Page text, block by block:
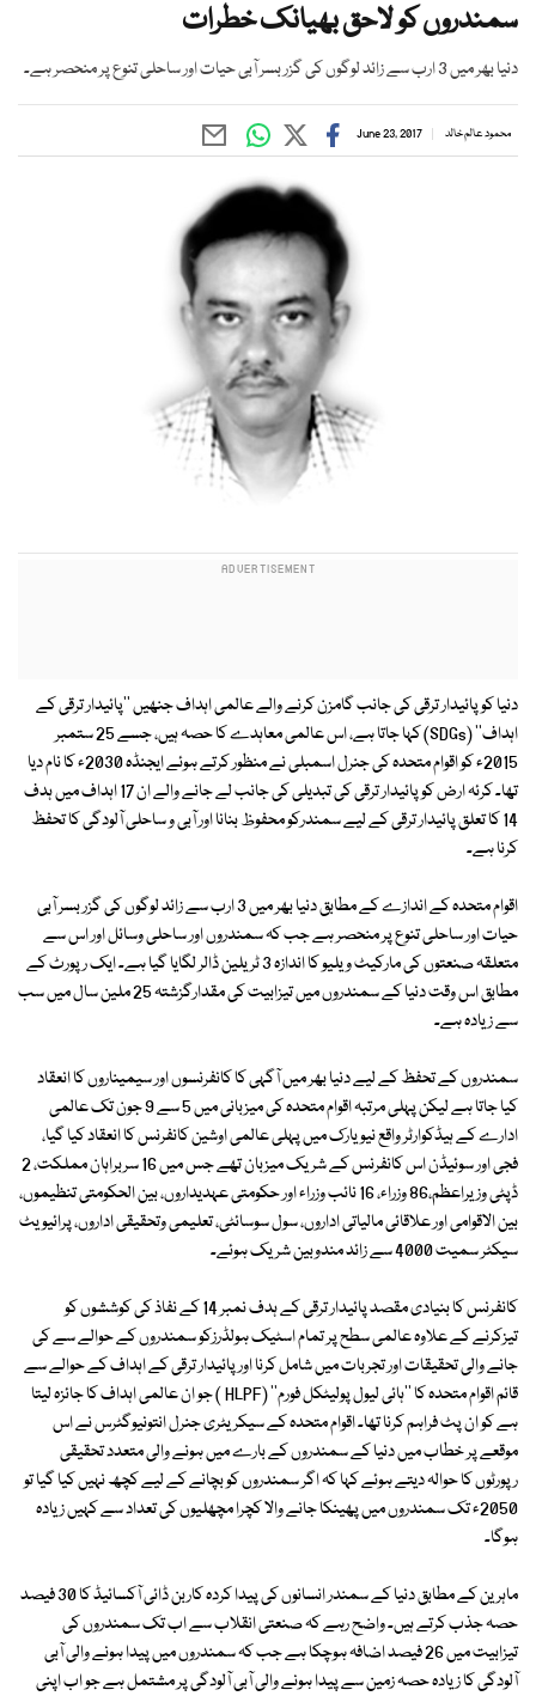
سمندروں کو لاحق بھیانک خطرات
دنیا بھر میں 3 ارب سے زائد لوگوں کی گزر بسر آبی حیات اور ساحلی تنوع پر منحصر ہے۔
محمود عالم خالد June 23, 2017
دنیا کو پائیدار ترقی کی جانب گامزن کرنے والے عالمی اہداف جنھیں ''پائیدار ترقی کے
اہداف'' (SDGs) کہا جاتا ہے، اس عالمی معاہدے کا حصہ ہیں، جسے 25 ستمبر
2015ء کو اقوام متحدہ کی جنرل اسمبلی نے منظور کرتے ہوئے ایجنڈہ 2030ء کا نام دیا
تھا۔ کرئہ ارض کو پائیدار ترقی کی تبدیلی کی جانب لے جانے والے ان 17 اہداف میں ہدف
14 کا تعلق پائیدار ترقی کے لیے سمندرکو محفوظ بنانا اور آبی و ساحلی آلودگی کا تحفظ
کرنا ہے۔
اقوام متحدہ کے اندازے کے مطابق دنیا بھر میں 3 ارب سے زائد لوگوں کی گزر بسر آبی
حیات اور ساحلی تنوع پر منحصر ہے جب کہ سمندروں اور ساحلی وسائل اور اس سے
متعلقہ صنعتوں کی مارکیٹ ویلیو کا اندازہ 3 ٹریلین ڈالر لگایا گیا ہے۔ ایک رپورٹ کے
مطابق اس وقت دنیا کے سمندروں میں تیزابیت کی مقدارگزشتہ 25 ملین سال میں سب
سے زیادہ ہے۔
سمندروں کے تحفظ کے لیے دنیا بھر میں آگہی کا کانفرنسوں اور سیمیناروں کا انعقاد
کیا جاتا ہے لیکن پہلی مرتبہ اقوام متحدہ کی میزبانی میں 5 سے 9 جون تک عالمی
ادارے کے ہیڈکوارٹر واقع نیو یارک میں پہلی عالمی اوشین کانفرنس کا انعقاد کیا گیا،
فجی اور سوئیڈن اس کانفرنس کے شریک میزبان تھے جس میں 16 سربراہان مملکت، 2
ڈپٹی وزیراعظم،86 وزراء، 16 نائب وزراء اور حکومتی عہدیداروں، بین الحکومتی تنظیموں،
بین الاقوامی اور علاقائی مالیاتی اداروں، سول سوسائٹی، تعلیمی وتحقیقی اداروں، پرائیویٹ
سیکٹر سمیت 4000 سے زائد مندوبین شریک ہوئے۔
کانفرنس کا بنیادی مقصد پائیدار ترقی کے ہدف نمبر 14 کے نفاذ کی کوششوں کو
تیزکرنے کے علاوہ عالمی سطح پر تمام اسٹیک ہولڈرزکو سمندروں کے حوالے سے کی
جانے والی تحقیقات اور تجربات میں شامل کرنا اور پائیدار ترقی کے اہداف کے حوالے سے
قائم اقوام متحدہ کا ''ہائی لیول پولیٹکل فورم'' (HLPF ) جو ان عالمی اہداف کا جائزہ لیتا
ہے کو ان پٹ فراہم کرنا تھا۔ اقوام متحدہ کے سیکریٹری جنرل انتونیوگٹرس نے اس
موقعے پر خطاب میں دنیا کے سمندروں کے بارے میں ہونے والی متعدد تحقیقی
رپورٹوں کا حوالہ دیتے ہوئے کہا کہ اگر سمندروں کو بچانے کے لیے کچھ نہیں کیا گیا تو
2050ء تک سمندروں میں پھینکا جانے والا کچرا مچھلیوں کی تعداد سے کہیں زیادہ
ہوگا۔
ماہرین کے مطابق دنیا کے سمندر انسانوں کی پیدا کردہ کاربن ڈائی آکسائیڈ کا 30 فیصد
حصہ جذب کرتے ہیں۔ واضح رہے کہ صنعتی انقلاب سے اب تک سمندروں کی
تیزابیت میں 26 فیصد اضافہ ہوچکا ہے جب کہ سمندروں میں پیدا ہونے والی آبی
آلودگی کا زیادہ حصہ زمین سے پیدا ہونے والی آبی آلودگی پر مشتمل ہے جو اب اپنی